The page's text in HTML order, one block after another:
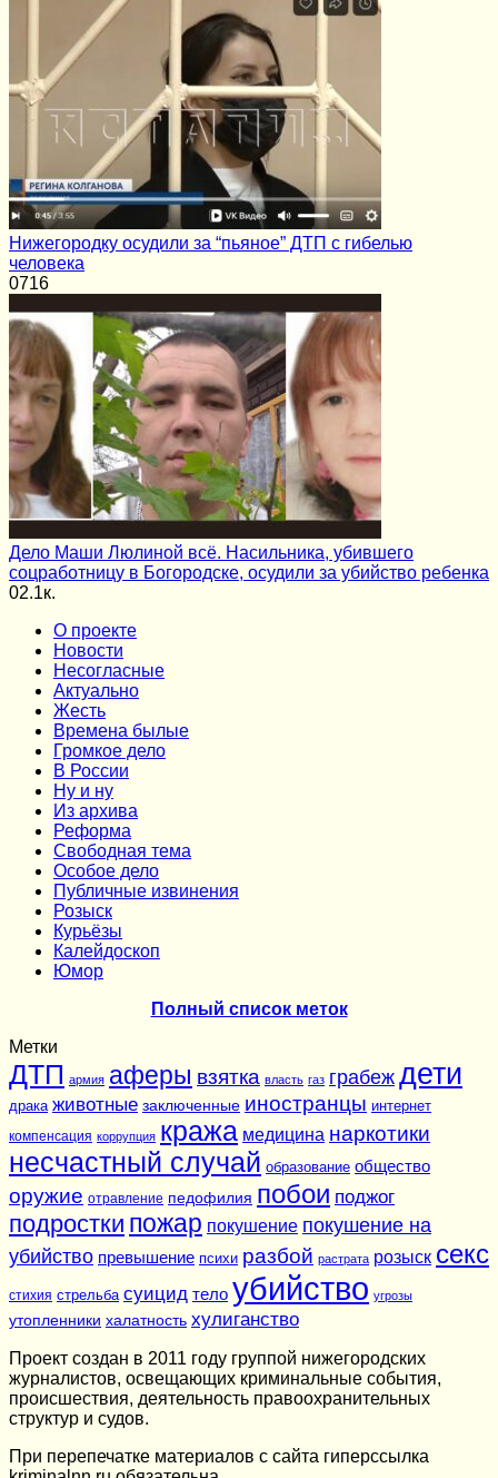
Нижегородку осудили за “пьяное” ДТП с гибелью
человека
0716
Дело Маши Люлиной всё. Насильника, убившего
соцработницу в Богородске, осудили за убийство ребенка
02.1к.
О проекте
Новости
Несогласные
Актуально
Жесть
Времена былые
Громкое дело
В России
Ну и ну
Из архива
Реформа
Cвободная тема
Особое дело
Публичные извинения
Розыск
Курьёзы
Калейдоскоп
Юмор
Полный список меток
Метки
ДТП армия аферы взятка власть газ грабеж дети
драка животные заключенные иностранцы интернет
компенсация коррупция кража медицина наркотики
несчастный случай образование общество
оружие отравление педофилия побои поджог
подростки пожар покушение покушение на
убийство превышение психи разбой растрата розыск секс
стихия стрельба суицид тело убийство угрозы
утопленники халатность хулиганство
Проект создан в 2011 году группой нижегородских
журналистов, освещающих криминальные события,
происшествия, деятельность правоохранительных
структур и судов.
При перепечатке материалов c сайта гиперссылка